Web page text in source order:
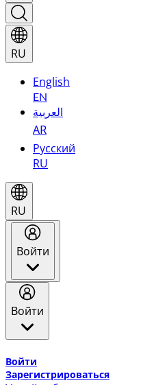
RU
English
EN
العربية
AR
Русский
RU
RU
Войти
Войти
Войти
Зарегистрироваться